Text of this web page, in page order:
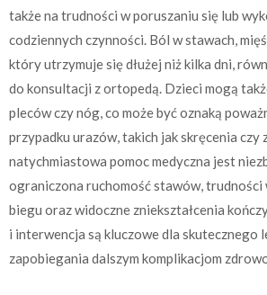
także na trudności w poruszaniu się lub
codziennych czynności. Ból w stawach,
który utrzymuje się dłużej niż kilka dni,
do konsultacji z ortopedą. Dzieci mogą
pleców czy nóg, co może być oznaką
przypadku urazów, takich jak skręcenia czy
natychmiastowa pomoc medyczna jest
ograniczona ruchomość stawów, trudności
biegu oraz widoczne zniekształcenia
i interwencja są kluczowe dla skutecznego
zapobiegania dalszym komplikacjom